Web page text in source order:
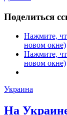
Поделиться
Нажмите,
новом окне)
Нажмите,
новом окне)
Украина
На